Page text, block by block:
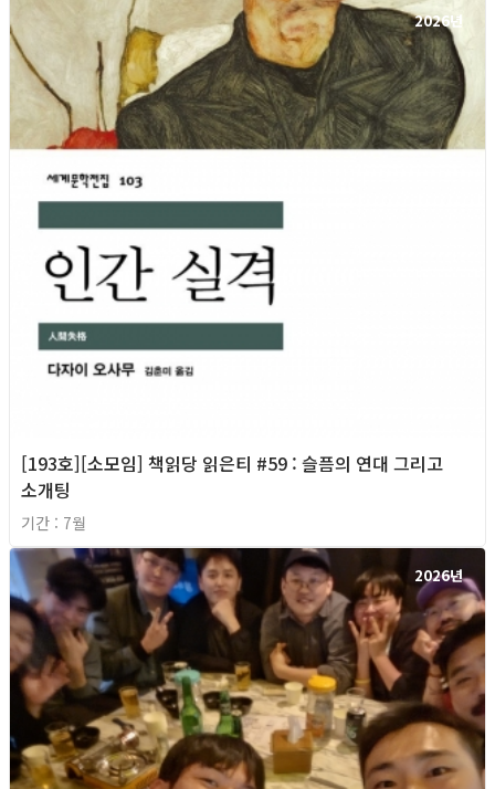
2026년
[193호][소모임] 책읽당 읽은티 #59 : 슬픔의 연대 그리고
소개팅
기간 : 7월
2026년